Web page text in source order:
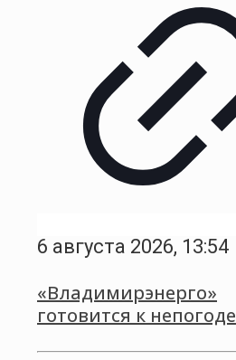
6 августа 2026, 13:54
«Владимирэнерго»
готовится к непогоде